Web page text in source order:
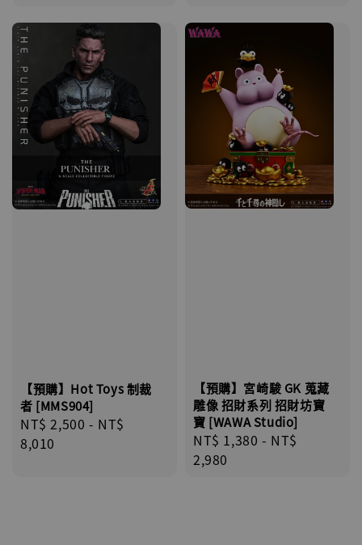
【預購】Hot Toys 制裁
者 [MMS904]
Regular
price
NT$ 2,500 - NT$
8,010
【預購】宮崎駿 GK 蒐藏
雕像 招財系列 招財坊寶
寶 [WAWA Studio]
Regular
price
NT$ 1,380 - NT$
2,980